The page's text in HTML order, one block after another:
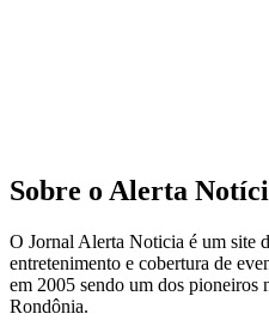
Sobre o Alerta
O Jornal Alerta Noticia é um site
entretenimento e cobertura de
em 2005 sendo um dos pioneiros
Rondônia.